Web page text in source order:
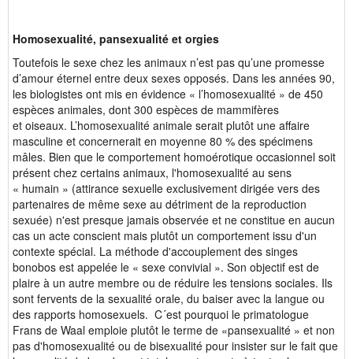
Homosexualité, pansexualité et orgies
Toutefois le sexe chez les animaux n’est pas qu’une promesse
d’amour éternel entre deux sexes opposés. Dans les années 90,
les biologistes ont mis en évidence « l’homosexualité » de 450
espèces animales, dont 300 espèces de mammifères
et oiseaux. L’homosexualité animale serait plutôt une affaire
masculine et concernerait en moyenne 80 % des spécimens
mâles. Bien que le comportement homoérotique occasionnel soit
présent chez certains animaux, l'homosexualité au sens
« humain » (attirance sexuelle exclusivement dirigée vers des
partenaires de même sexe au détriment de la reproduction
sexuée) n'est presque jamais observée et ne constitue en aucun
cas un acte conscient mais plutôt un comportement issu d'un
contexte spécial. La méthode d'accouplement des singes
bonobos est appelée le « sexe convivial ». Son objectif est de
plaire à un autre membre ou de réduire les tensions sociales. Ils
sont fervents de la sexualité orale, du baiser avec la langue ou
des rapports homosexuels. C´est pourquoi le primatologue
Frans de Waal emploie plutôt le terme de «pansexualité » et non
pas d'homosexualité ou de bisexualité pour insister sur le fait que